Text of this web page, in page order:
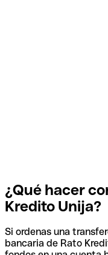
¿Qué hacer
Kredito Unija?
Si ordenas una
bancaria de Rato